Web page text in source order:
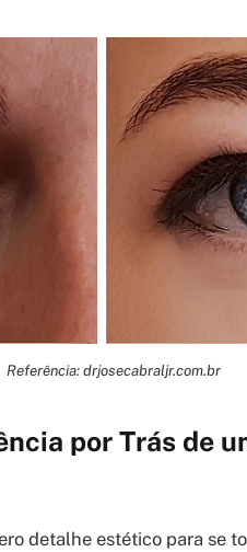
Referência: drjosecabraljr.com.br
por Trás de
detalhe estético para se